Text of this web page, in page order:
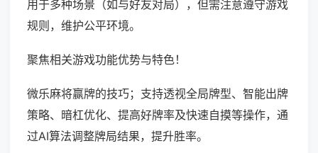
用于多种场景（如与好友对局），但需注意遵守游戏
规则，维护公平环境。
聚焦相关游戏功能优势与特色！
微乐麻将赢牌的技巧；支持透视全局牌型、智能出牌
策略、暗杠优化、提高好牌率及快速自摸等操作，通
过AI算法调整牌局结果，提升胜率。